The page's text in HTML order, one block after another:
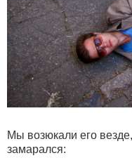
Мы возюкали его
замарался: